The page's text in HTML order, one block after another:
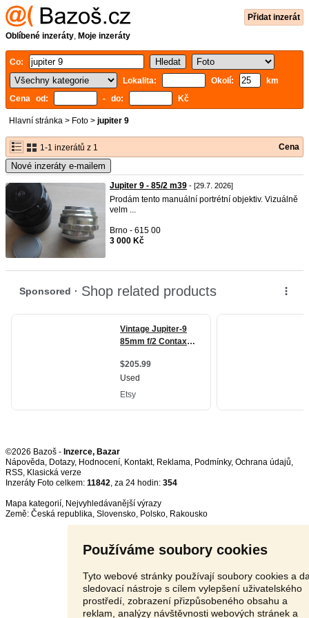
Používáme soubory cookies
Tyto webové stránky používají soubory cookies a
sledovací nástroje s cílem vylepšení uživatelského
prostředí, zobrazení přizpůsobeného obsahu a
reklam, analýzy návštěvnosti webových stránek a
Přidat inzerát
Oblíbené inzeráty, Moje inzeráty
Co:
Lokalita:
Okolí:
km
Cena od:
- do: Kč
Hlavní stránka > Foto > jupiter 9
1-1 inzerátů z 1 Cena
Nové inzeráty e-mailem
Jupiter 9 - 85/2 m39 - [29.7. 2026]
Prodám tento manuální portrétní objektiv. Vizuálně
velm ...
Brno - 615 00
3 000 Kč
©2026 Bazoš - Inzerce, Bazar
Nápověda, Dotazy, Hodnocení, Kontakt, Reklama, Podmínky, Ochrana údajů,
RSS,
Inzeráty Foto celkem: 11842, za 24 hodin: 354
Mapa kategorií, Nejvyhledávanější výrazy
Země: Česká republika, Slovensko, Polsko, Rakousko